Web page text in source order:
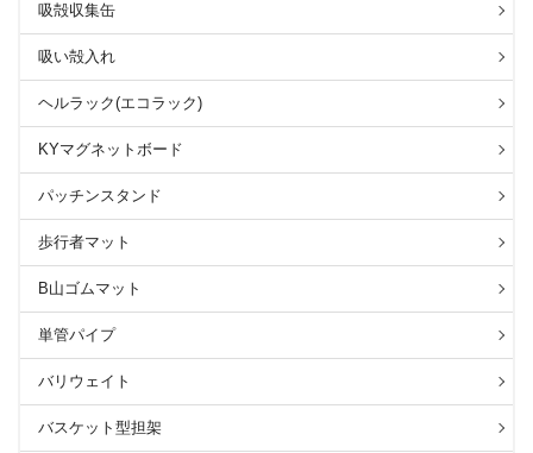
吸殻収集缶
吸い殻入れ
ヘルラック(エコラック)
KYマグネットボード
パッチンスタンド
歩行者マット
B山ゴムマット
単管パイプ
バリウェイト
バスケット型担架